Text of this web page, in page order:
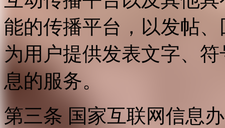
能的传播平台，以发帖
为用户提供发表文字、
息的服务。
第三条 国家互联网信息